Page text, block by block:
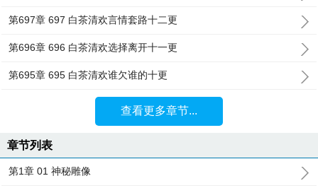
第697章 697 白茶清欢言情套路十二更
第696章 696 白茶清欢选择离开十一更
第695章 695 白茶清欢谁欠谁的十更
查看更多章节...
章节列表
第1章 01 神秘雕像